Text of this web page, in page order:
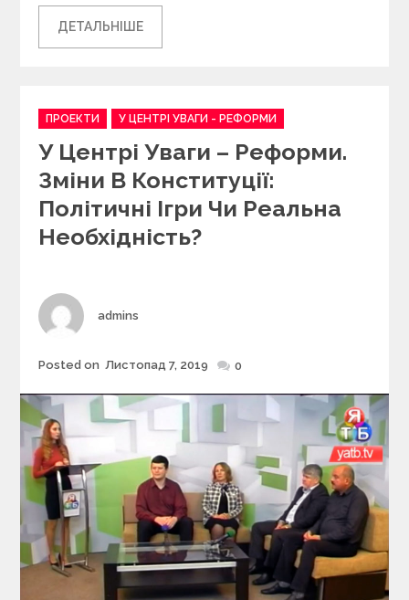
ДЕТАЛЬНІШЕ
C
a
t
e
g
r
i
ПРОЕКТИ У ЦЕНТРІ УВАГИ - РЕФОРМИ
У Центрі Уваги – Реформи.
Зміни В Конституції:
Політичні Ігри Чи Реальна
Необхідність?
Author
admins
Posted
Posted on Листопад 7, 2019 0